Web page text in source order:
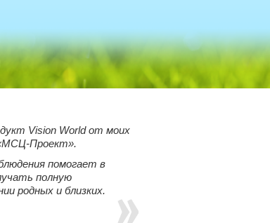
Vision World от моих
Проект».
помогает в
полную
родных и близких.